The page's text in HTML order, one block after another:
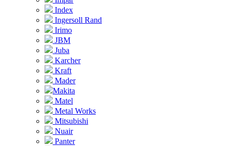
Index
Ingersoll Rand
Irimo
JBM
Juba
Karcher
Kraft
Mader
Makita
Matel
Metal Works
Mitsubishi
Nuair
Panter